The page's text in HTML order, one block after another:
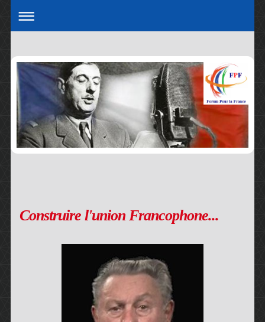
Construire l'union Francophone...